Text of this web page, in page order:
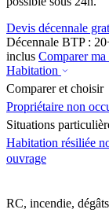
Devis décennale
Décennale BTP :
inclus Comparer ma
Habitation
Comparer et choisir
Propriétaire non
Situations
Habitation résiliée
ouvrage
RC, incendie,